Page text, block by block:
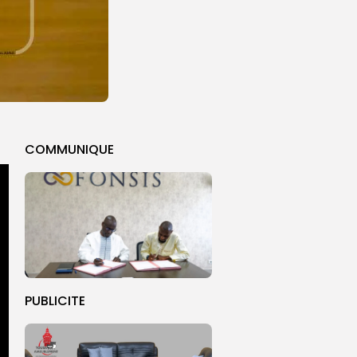
COMMUNIQUE
PUBLICITE